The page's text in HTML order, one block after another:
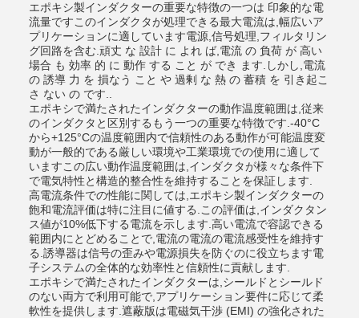
エポキシ製インダクターの重要な特徴の一つは 印象的な電
流量ですこのインダクタが処理できる最大電流は,幅広いア
プリケーションに適しています電源,信号処理,フィルタリン
グ回路を含む.頑丈 な 設計 に よれ ば,電流 の 負荷 が 高い
場合 も 効率 的 に 動作 する こと が でき ます.しかし,電流
の 誘導 力 を 損なう こと や 過剰 な 熱 の 蓄積 を 引き起こ
さ ない の です..
エポキシで満たされたインダクターの動作温度範囲は,従来
のインダクタと区別するもう一つの重要な特徴です.-40°C
から+125°Cの温度範囲内で信頼性のある動作が可能温度変
動が一般的である厳しい環境や工業環境での使用に適して
いますこの広い動作温度範囲は,インダクタが様々な条件下
で電気特性と構造的整合性を維持することを保証します.
高電流条件での性能に関しては,エポキシ製インダクターの
飽和電流評価は特に注目に値する.この評価は,インダクタン
ス値が10%低下する電流を示します.高い電流で容認できる
範囲内にとどめることで,電流の電流の電流感受性を維持す
る.誘導器は信号の歪みや電源損失を防ぐのに役立ちます電
子システムの全体的な効率性と信頼性に貢献します.
エポキシで満たされたインダクターは,シールドとシールド
のない両方で利用可能で,アプリケーション要件に応じて柔
軟性を提供します.遮蔽版は電磁気干渉 (EMI) の強化された